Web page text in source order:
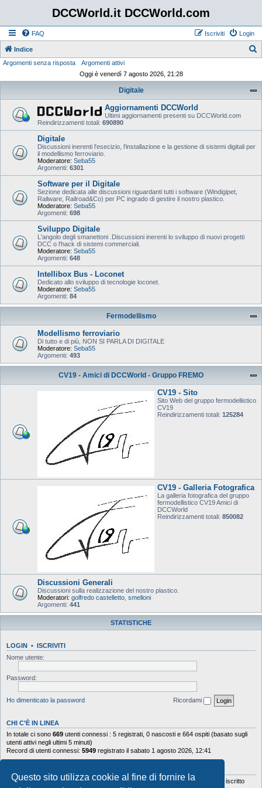
Questo sito utilizza cookie al fine di fornire la
DCCWorld.it DCCWorld.com
FAQ Login
Iscriviti
Indice
Argomenti senza risposta
Argomenti attivi
Oggi è venerdì 7 agosto 2026, 21:28
Digitale
Aggiornamenti DCCWorld
Ultimi aggiornamenti presenti su DCCWorld.com
Reindirizzamenti totali: 690890
Digitale
Discussioni inerenti l'esecizio, l'installazione e la gestione di sistemi digitali per
il modellismo ferroviario.
Moderatore: Seba55
Argomenti: 6301
Software per il Digitale
Sezione dedicata alle discussioni riguardanti tutti i software (Windigipet,
Railware, Railroad&Co) per PC ingrado di gestire il nostro plastico.
Moderatore: Seba55
Argomenti: 698
Sviluppo Digitale
L'angolo degli smanettoni .Discussioni inerenti lo sviluppo di nuovi progetti
DCC o l'hack di sistemi commerciali.
Moderatore: Seba55
Argomenti: 648
Intellibox Bus - Loconet
Dedicato allo sviluppo di tecnologie loconet.
Moderatore: Seba55
Argomenti: 84
Fermodellismo
Modellismo ferroviario
Di tutto e di più, NON SI PARLA DI DIGITALE
Moderatore: Seba55
Argomenti: 493
CV19 - Amici di DCCWorld - Gruppo FREMO
CV19 - Sito
Sito Web del gruppo fermodellistico
CV19
Reindirizzamenti totali: 125284
CV19 - Galleria Fotografica
La galleria fotografica del gruppo
fermodellistico CV19 Amici di
DCCWorld
Reindirizzamenti totali: 850082
Discussioni Generali
Discussioni sulla realizzazione del nostro plastico.
Moderatori: golfredo castelletto smelloni
Argomenti: 441
STATISTICHE
LOGIN • ISCRIVITI
Nome utente:
Password:
Ho dimenticato la password Ricordami
CHI C’È IN LINEA
In totale ci sono 669 utenti connessi : 5 registrati, 0 nascosti e 664 ospiti (basato sugli
utenti attivi negli ultimi 5 minuti)
Record di utenti connessi: 5949 registrato il sabato 1 agosto 2026, 12:41
Totale messaggi103644• Totale argomenti 9878• Totale iscritti 5630
• Ultimo iscritto